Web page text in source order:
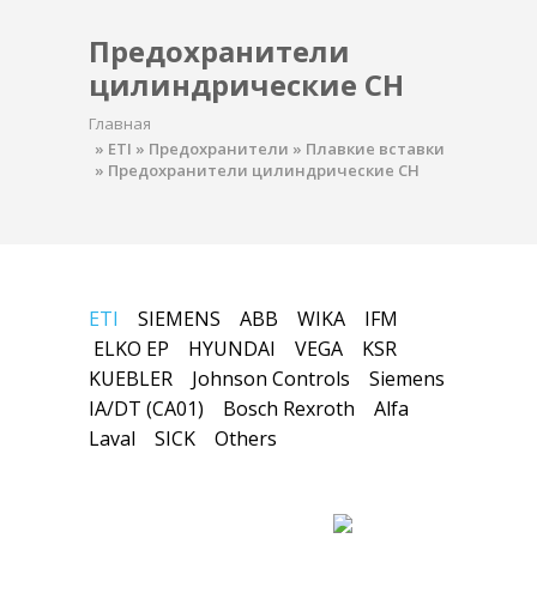
Предохранители
цилиндрические CH
Главная
» ETI » Предохранители » Плавкие вставки
» Предохранители цилиндрические CH
ETI SIEMENS ABB WIKA
IFM
ELKO EP
HYUNDAI VEGA
KSR
KUEBLER
Johnson Controls
Siemens
IA/DT (CA01)
Bosch Rexroth
Alfa
Laval
SICK Others